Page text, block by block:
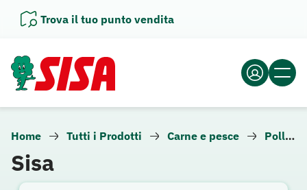
Trova il tuo punto vendita
Home Tutti i Prodotti Carne e pesce Pollo e tacchino
Sisa